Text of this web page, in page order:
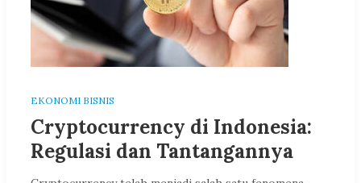
EKONOMI BISNIS
Cryptocurrency di Indonesia:
Regulasi dan Tantangannya